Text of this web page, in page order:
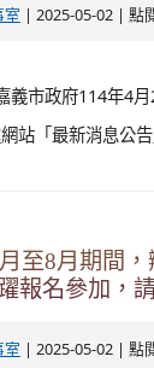
室 | 2025-05-02 | 點
義市政府114年4
站「最新消息公
至8月期間
報名參加，
室 | 2025-05-02 | 點